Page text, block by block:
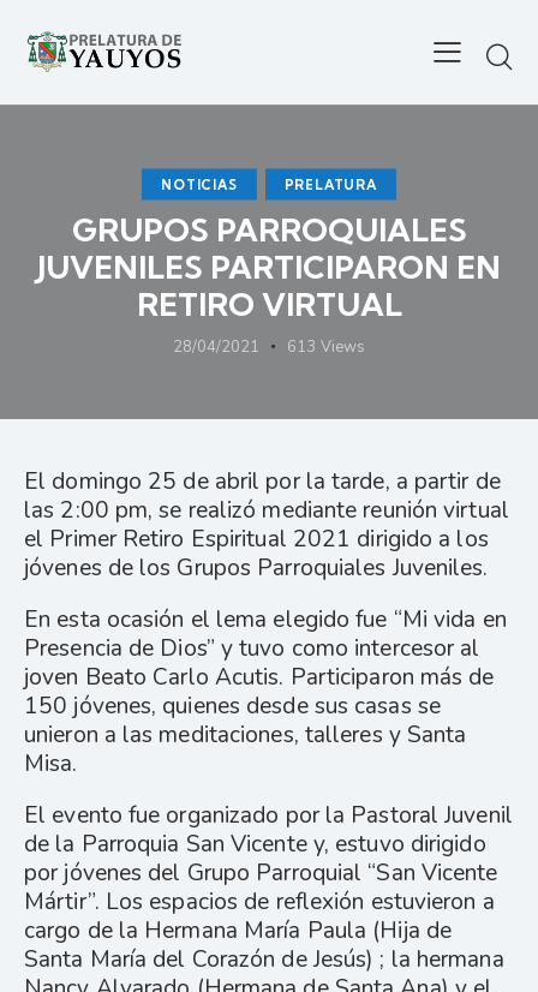
NOTICIAS PRELATURA
GRUPOS PARROQUIALES
JUVENILES PARTICIPARON EN
RETIRO VIRTUAL
28/04/2021 613 Views
El domingo 25 de abril por la tarde, a partir de
las 2:00 pm, se realizó mediante reunión virtual
el Primer Retiro Espiritual 2021 dirigido a los
jóvenes de los Grupos Parroquiales Juveniles.
En esta ocasión el lema elegido fue “Mi vida en
Presencia de Dios” y tuvo como intercesor al
joven Beato Carlo Acutis. Participaron más de
150 jóvenes, quienes desde sus casas se
unieron a las meditaciones, talleres y Santa
Misa.
El evento fue organizado por la Pastoral Juvenil
de la Parroquia San Vicente y, estuvo dirigido
por jóvenes del Grupo Parroquial “San Vicente
Mártir”. Los espacios de reflexión estuvieron a
cargo de la Hermana María Paula (Hija de
Santa María del Corazón de Jesús) ; la hermana